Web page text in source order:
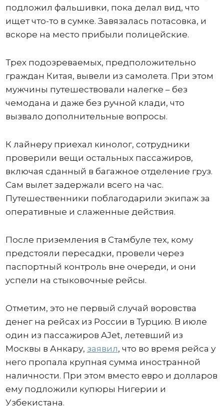
подложил фальшивки, пока делал вид, что
ищет что-то в сумке. Завязалась потасовка, и
вскоре на место прибыли полицейские.
Трех подозреваемых, предположительно
граждан Китая, вывели из самолета. При этом
мужчины путешествовали налегке – без
чемодана и даже без ручной клади, что
вызвало дополнительные вопросы.
К лайнеру приехал кинолог, сотрудники
проверили вещи остальных пассажиров,
включая сданный в багажное отделение груз.
Сам вылет задержали всего на час.
Путешественники поблагодарили экипаж за
оперативные и слаженные действия.
После приземления в Стамбуле тех, кому
предстояли пересадки, провели через
паспортный контроль вне очереди, и они
успели на стыковочные рейсы.
Отметим, это не первый случай воровства
денег на рейсах из России в Турцию. В июле
один из пассажиров AJet, летевший из
Москвы в Анкару, заявил, что во время рейса у
него пропала крупная сумма иностранной
наличности. При этом вместо евро и долларов
ему подложили купюры Нигерии и
Узбекистана.